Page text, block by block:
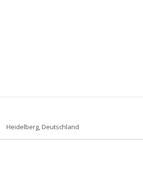
Heidelberg, Deutschland